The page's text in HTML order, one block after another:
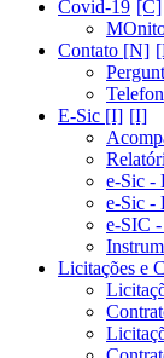
Covid-19
Contato [N]
E-Sic [I]
e-Sic -
e-Sic -
e-SIC
Licitações e